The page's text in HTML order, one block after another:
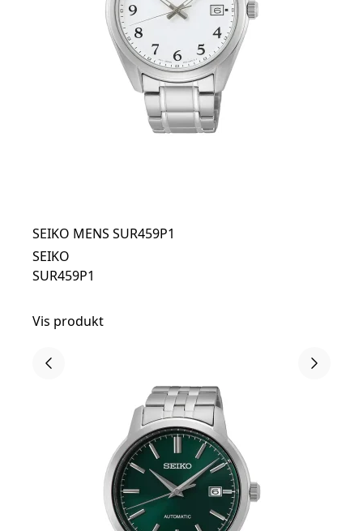
SEIKO MENS SUR459P1
SEIKO
SUR459P1
Vis produkt